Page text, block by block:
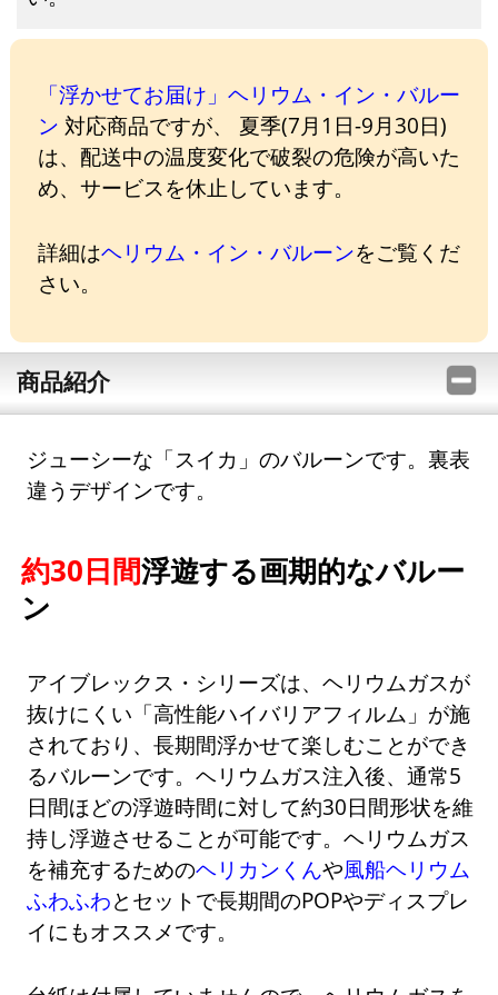
「浮かせてお届け」ヘリウム・イン・バルー
ン 対応商品ですが、 夏季(7月1日-9月30日)
は、配送中の温度変化で破裂の危険が高いた
め、サービスを休止しています。
詳細はヘリウム・イン・バルーンをご覧くだ
さい。
商品紹介
ジューシーな「スイカ」のバルーンです。裏表
違うデザインです。
約30日間浮遊する画期的なバルー
ン
アイブレックス・シリーズは、ヘリウムガスが
抜けにくい「高性能ハイバリアフィルム」が施
されており、長期間浮かせて楽しむことができ
るバルーンです。ヘリウムガス注入後、通常5
日間ほどの浮遊時間に対して約30日間形状を維
持し浮遊させることが可能です。ヘリウムガス
を補充するためのヘリカンくんや風船ヘリウム
ふわふわとセットで長期間のPOPやディスプレ
イにもオススメです。